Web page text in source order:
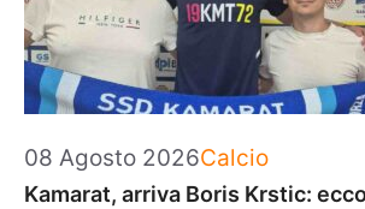
08 Agosto 2026Categorie
Calcio
Kamarat, arriva Boris Krstic: